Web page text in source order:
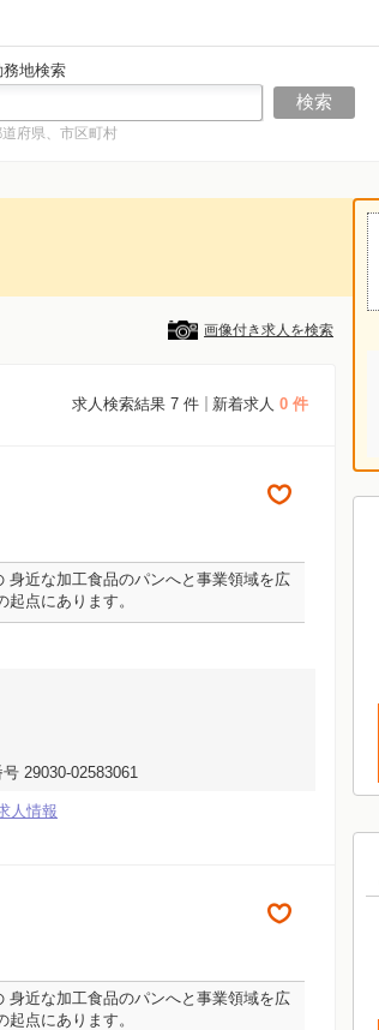
務地検索
府県、市区町村
画像付き求人を検索
求人検索結果 7 件 新着求人 0 件
身近な加工食品のパンへと事業領域を広
点にあります。
29030-02583061
人情報
身近な加工食品のパンへと事業領域を広
点にあります。